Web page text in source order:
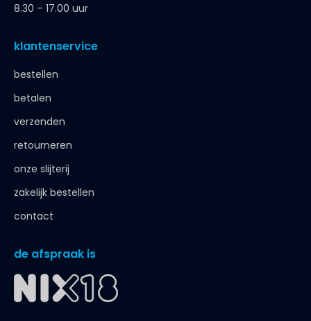
8.30 – 17.00 uur
klantenservice
bestellen
betalen
verzenden
retourneren
onze slijterij
zakelijk bestellen
contact
de afspraak is